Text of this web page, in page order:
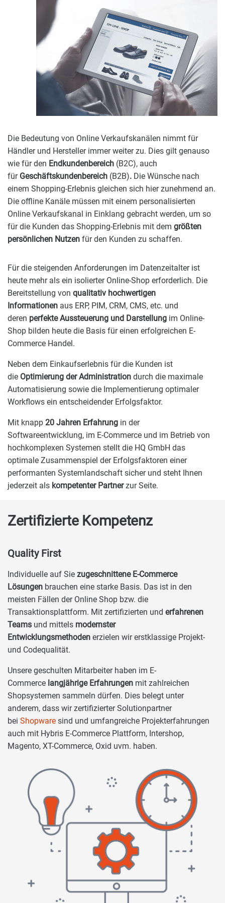
Die Bedeutung von Online Verkaufskanälen nimmt für
Händler und Hersteller immer weiter zu. Dies gilt genauso
wie für den Endkundenbereich (B2C), auch
für Geschäftskundenbereich (B2B). Die Wünsche nach
einem Shopping-Erlebnis gleichen sich hier zunehmend an.
Die offline Kanäle müssen mit einem personalisierten
Online Verkaufskanal in Einklang gebracht werden, um so
für die Kunden das Shopping-Erlebnis mit dem größten
persönlichen Nutzen für den Kunden zu schaffen.
Für die steigenden Anforderungen im Datenzeitalter ist
heute mehr als ein isolierter Online-Shop erforderlich. Die
Bereitstellung von qualitativ hochwertigen
Informationen aus ERP, PIM, CRM, CMS, etc. und
deren perfekte Aussteuerung und Darstellung im Online-
Shop bilden heute die Basis für einen erfolgreichen E-
Commerce Handel.
Neben dem Einkaufserlebnis für die Kunden ist
die Optimierung der Administration durch die maximale
Automatisierung sowie die Implementierung optimaler
Workflows ein entscheidender Erfolgsfaktor.
Mit knapp 20 Jahren Erfahrung in der
Softwareentwicklung, im E-Commerce und im Betrieb von
hochkomplexen Systemen stellt die HQ GmbH das
optimale Zusammenspiel der Erfolgsfaktoren einer
performanten Systemlandschaft sicher und steht Ihnen
jederzeit als kompetenter Partnerzur Seite.
Zertifizierte Kompetenz
Quality First
Individuelle auf Sie zugeschnittene E-Commerce
Lösungen brauchen eine starke Basis. Das ist in den
meisten Fällen der Online Shop bzw. die
Transaktionsplattform. Mit zertifizierten und erfahrenen
Teams und mittels modernster
Entwicklungsmethoden erzielen wir erstklassige Projekt-
und Codequalität.
Unsere geschulten Mitarbeiter haben im E-
Commerce langjährige Erfahrungen mit zahlreichen
Shopsystemen sammeln dürfen. Dies belegt unter
anderem, dass wir zertifizierter Solutionpartner
bei Shopware sind und umfangreiche Projekterfahrungen
auch mit Hybris E-Commerce Plattform, Intershop,
Magento, XT-Commerce, Oxid uvm. haben.